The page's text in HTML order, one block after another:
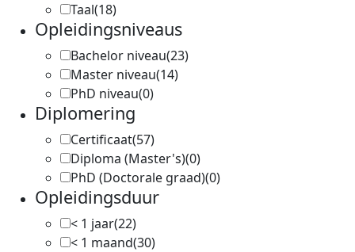
Taal(18)
Opleidingsniveaus
Bachelor niveau(23)
Master niveau(14)
PhD niveau(0)
Diplomering
Certificaat(57)
Diploma (Master's)(0)
PhD (Doctorale graad)(0)
Opleidingsduur
< 1 jaar(22)
< 1 maand(30)